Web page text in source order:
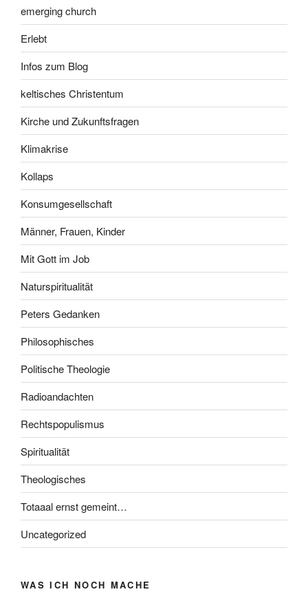
emerging church
Erlebt
Infos zum Blog
keltisches Christentum
Kirche und Zukunftsfragen
Klimakrise
Kollaps
Konsumgesellschaft
Männer, Frauen, Kinder
Mit Gott im Job
Naturspiritualität
Peters Gedanken
Philosophisches
Politische Theologie
Radioandachten
Rechtspopulismus
Spiritualität
Theologisches
Totaaal ernst gemeint…
Uncategorized
WAS ICH NOCH MACHE